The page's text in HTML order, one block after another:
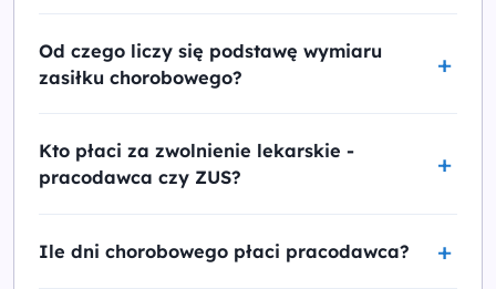
Od czego liczy się podstawę wymiaru
zasiłku chorobowego?
Kto płaci za zwolnienie lekarskie -
pracodawca czy ZUS?
Ile dni chorobowego płaci pracodawca?